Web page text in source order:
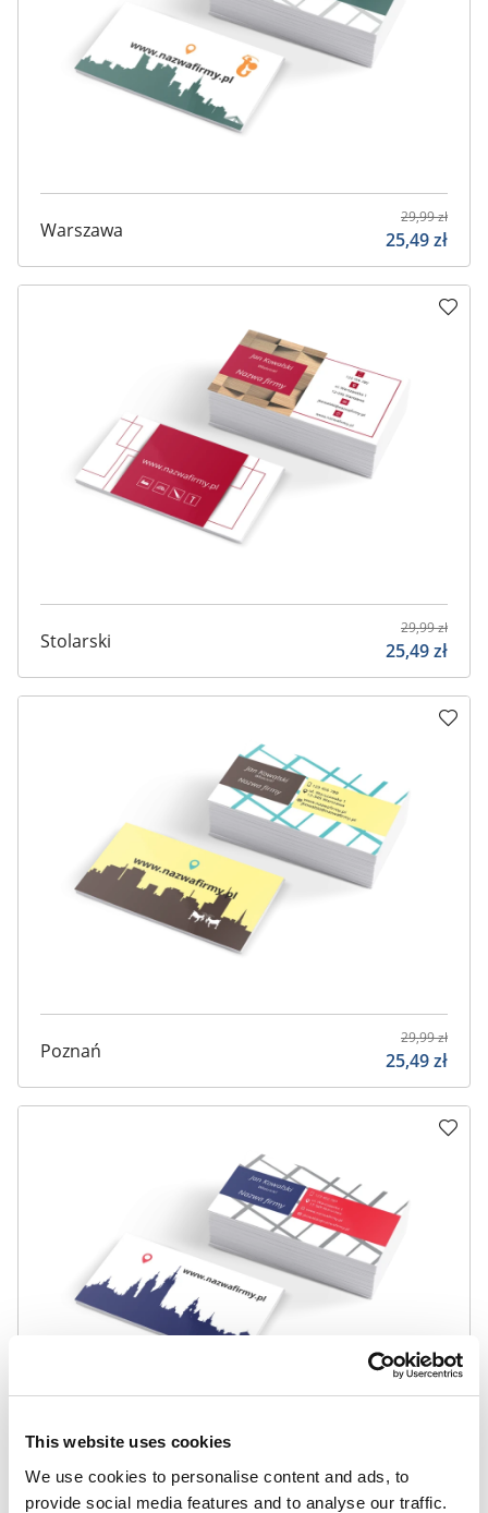
This website uses cookies
We use cookies to personalise content and ads, to
provide social media features and to analyse our traffic.
Warszawa
29,99zł
25,49zł
Stolarski
29,99zł
25,49zł
Poznań
29,99zł
25,49zł
25,49